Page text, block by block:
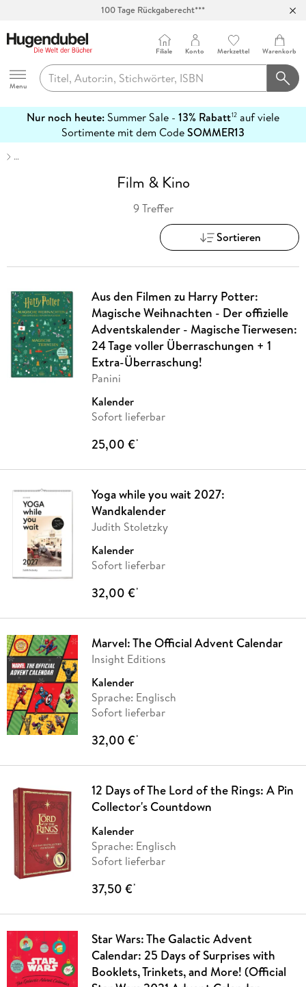
100 Tage Rückgaberecht***
Hugendubel
Menu
Filiale Konto Merkzettel Warenkorb
Nur noch heute: Summer Sale - 13% Rabatt12 auf viele
Sortimente mit dem CodeSOMMER13
erfahren
…
Film & Kino
9 Treffer
Sortieren
Aus den Filmen zu Harry Potter:
Magische Weihnachten - Der offizielle
Adventskalender - Magische Tierwesen:
24 Tage voller Überraschungen + 1
Extra-Überraschung!
Panini
Kalender
Sofort lieferbar
25,00 €*
Yoga while you wait 2027:
Wandkalender
Judith Stoletzky
Kalender
Sofort lieferbar
32,00 €*
Marvel: The Official Advent Calendar
Insight Editions
Kalender
Sprache: Englisch
Sofort lieferbar
32,00 €*
12 Days of The Lord of the Rings: A Pin
Collector's Countdown
Kalender
Sprache: Englisch
Sofort lieferbar
37,50 €*
Star Wars: The Galactic Advent
Calendar: 25 Days of Surprises with
Booklets, Trinkets, and More! (Official